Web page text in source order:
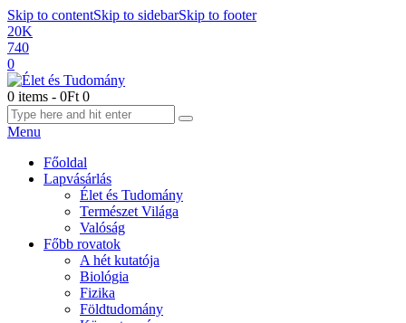
Skip to contentSkip to sidebarSkip to footer
20K
740
0
0 items - 0Ft 0
Menu
Főoldal
Lapvásárlás
Élet és Tudomány
Természet Világa
Valóság
Főbb rovatok
A hét kutatója
Biológia
Fizika
Földtudomány